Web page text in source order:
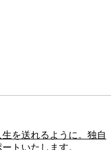
を送れるように。独自
トいたします。